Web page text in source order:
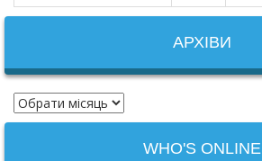
АРХІВИ
WHO'S ONLINE